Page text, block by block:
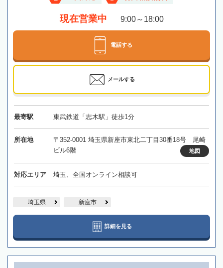
現在営業中 9:00～18:00
電話する
メールする
最寄駅 東武鉄道「志木駅」徒歩1分
所在地
〒352-0001 埼玉県新座市東北二丁目30番18号 尾崎
ビル6階
地図
対応エリア 埼玉、全国オンライン相談可
埼玉県 新座市
詳細を見る